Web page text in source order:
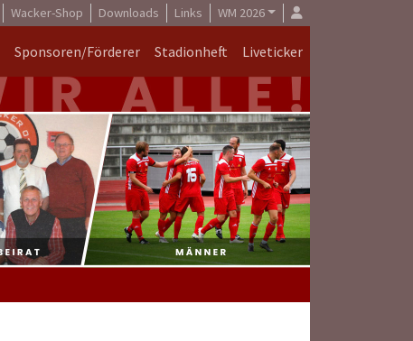
Wacker-Shop Downloads Links WM 2026
Sponsoren/Förderer Stadionheft Liveticker